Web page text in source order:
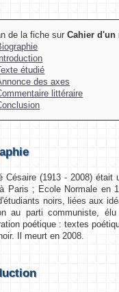
de la fiche sur Cahier d'un
Introduction
étudié
des axes
littéraire
(1913 - 2008) était
Paris ; Ecole Normale en
noirs, liées aux
au parti communiste,
poétique : textes
Il meurt en 2008.